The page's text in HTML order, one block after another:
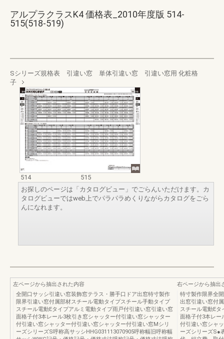
アルプラクラスK4 価格表_2010年度版 514-
515(518-519)
Sシリーズ規格表 引違い窓 単体引違い窓 引違い窓用 化粧格
子
514
515
お探しのページは「カタログビュー」でごらんいただけます。カ
タログビューではweb上でパラパラめくりながらカタログをごら
んになれます。
左ページから抽出された内容
全開口サッシ引違い窓装飾窓テラス・勝手口ドア出窓特寸製作
限界引違い窓付属部材スチール電動タイプスチール手動タイプ
スチール電動Eタイプアルミ電動タイプ雨戸付引違い窓引違い窓
面格子付3本レール3枚引き窓シャッター付引違い窓シャッター
付引違い窓シャッター付引違い窓シャッター付引違い窓Mシリ
ーズシリーズS呼称高サッシHHG031113070905呼称幅旧呼称幅
右ページから抽出
特寸製作限界全
出窓引違い窓付
スチール電動E
面格子付3本レー
付引違い窓シャ
ーズシリーズS●